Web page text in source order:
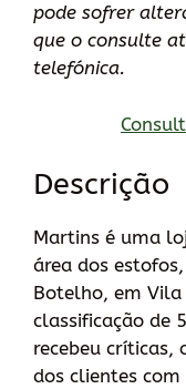
pode sofrer
que o consulte
telefónica.
Descrição
Martins é uma
área dos
Botelho, em Vila
classificação de
recebeu críticas,
dos clientes com